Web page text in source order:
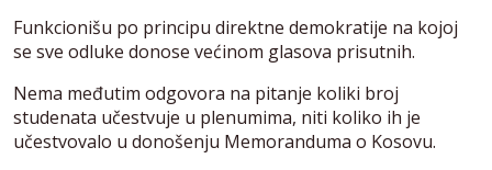
Funkcionišu po principu direktne demokratije na kojoj
se sve odluke donose većinom glasova prisutnih.
Nema međutim odgovora na pitanje koliki broj
studenata učestvuje u plenumima, niti koliko ih je
učestvovalo u donošenju Memoranduma o Kosovu.